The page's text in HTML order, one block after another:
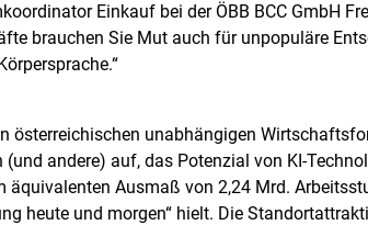
Einkauf bei der ÖBB BCC GmbH
brauchen Sie Mut auch für unpopuläre
österreichischen unabhängigen
andere) auf, das Potenzial von KI-
Ausmaß von 2,24 Mrd.
heute und morgen“ hielt. Die